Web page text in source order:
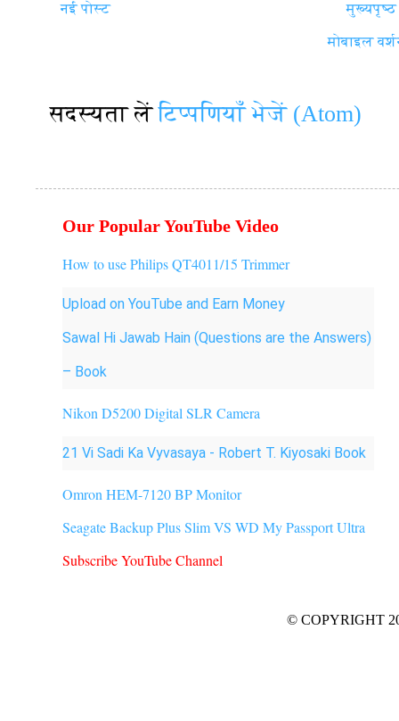
नई पोस्ट मुख्यपृष्ठ
मोबाइल
सदस्यता लेंटिप्पणियाँ भेजें (Atom)
Our Popular YouTube Video
How to use Philips QT4011/15 Trimmer
Upload on YouTube and Earn Money
Sawal Hi Jawab Hain (Questions are the Answers)
– Book
Nikon D5200 Digital SLR Camera
21 Vi Sadi Ka Vyvasaya - Robert T. Kiyosaki Book
Omron HEM-7120 BP Monitor
Seagate Backup Plus Slim VS WD My Passport Ultra
Subscribe YouTube Channel
© COPYRIGHT